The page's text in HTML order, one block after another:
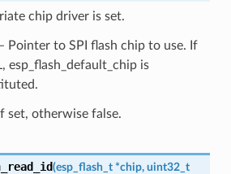
chip driver is set.
Pointer to SPI flash chip to use. If
esp_flash_default_chip is
set, otherwise false.
(esp_flash_t *chip, uint32_t